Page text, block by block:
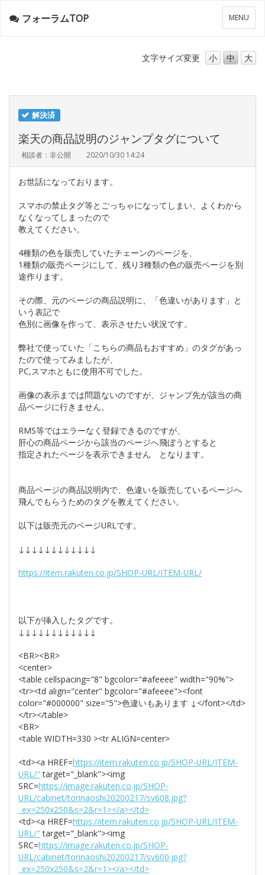
メ
ニ
ー
MENU
フォーラムTOP
文字サイズ変更 小 中 大
解決済
楽天の商品説明のジャンプタグについて
相談者：非公開 2020/10/30 14:24
お世話になっております。
スマホの禁止タグ等とごっちゃになってしまい、よくわから
なくなってしまったので
教えてください。
4種類の色を販売していたチェーンのページを、
1種類の販売ページにして、残り3種類の色の販売ページを別
途作ります。
その際、元のページの商品説明に、「色違いがあります」と
いう表記で
色別に画像を作って、表示させたい状況です。
弊社で使っていた「こちらの商品もおすすめ」のタグがあっ
たので使ってみましたが、
PC,スマホともに使用不可でした。
画像の表示までは問題ないのですが、ジャンプ先が該当の商
品ページに行きません。
RMS等ではエラーなく登録できるのですが、
肝心の商品ページから該当のページへ飛ぼうとすると
指定されたページを表示できません となります。
商品ページの商品説明内で、色違いを販売しているページへ
飛んでもらうためのタグを教えてください。
以下は販売元のページURLです。
↓↓↓↓↓↓↓↓↓↓↓↓
https://item.rakuten.co.jp/SHOP-URL/ITEM-URL/
以下が挿入したタグです。
↓↓↓↓↓↓↓↓↓↓↓↓
<BR><BR>
<center>
<table cellspacing="8" bgcolor="#afeeee" width="90%">
<tr><td align="center" bgcolor="#afeeee"><font
color="#000000" size="5">色違いもあります ↓</font></td>
</tr></table>
<BR>
<table WIDTH=330 ><tr ALIGN=center>
<td><a HREF=https://item.rakuten.co.jp/SHOP-URL/ITEM-
URL/" target="_blank"><img
SRC=https://image.rakuten.co.jp/SHOP-
URL/cabinet/torinaoshi20200217/sv608.jpg?
_ex=250x250&s=2&r=1></a></td>
<td><a HREF=https://item.rakuten.co.jp/SHOP-URL/ITEM-
URL/" target="_blank"><img
SRC=https://image.rakuten.co.jp/SHOP-
URL/cabinet/torinaoshi20200217/sv600.jpg?
_ex=250x250&s=2&r=1></a></td>